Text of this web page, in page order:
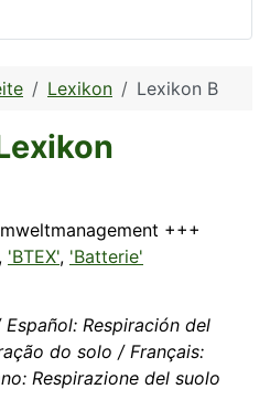
Lexikon Lexikon B
+++
, 'BTEX', 'Batterie'
Respiración del
do solo / Français:
Respirazione del suolo